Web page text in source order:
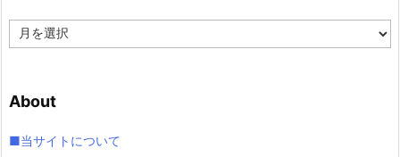
ー
ブ
About
■当サイトについて